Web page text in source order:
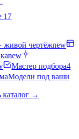
17
живой чертёжnew
new
Мастер подбора4
Модели под ваши
каталог →